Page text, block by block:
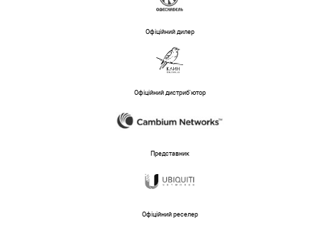
Офіційний дилер
Офіційний дистриб'ютор
Представник
Офіційний реселер